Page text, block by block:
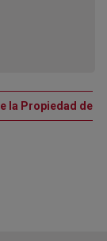
la Propiedad de